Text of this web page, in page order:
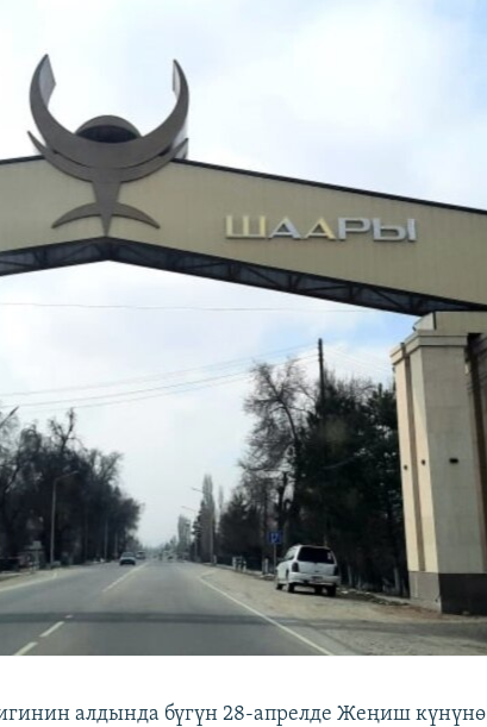
алдында бүгүн 28-апрелде Жеңиш күнүнө